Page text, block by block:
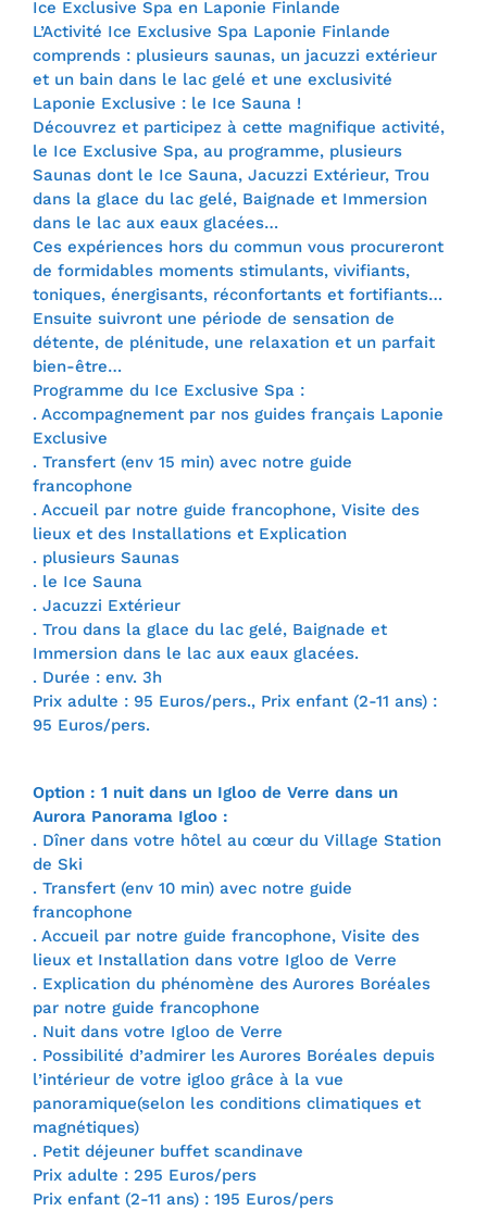
Ice Exclusive Spa en Laponie Finlande
L’Activité Ice Exclusive Spa Laponie Finlande
comprends : plusieurs saunas, un jacuzzi extérieur
et un bain dans le lac gelé et une exclusivité
Laponie Exclusive : le Ice Sauna !
Découvrez et participez à cette magnifique activité,
le Ice Exclusive Spa, au programme, plusieurs
Saunas dont le Ice Sauna, Jacuzzi Extérieur, Trou
dans la glace du lac gelé, Baignade et Immersion
dans le lac aux eaux glacées…
Ces expériences hors du commun vous procureront
de formidables moments stimulants, vivifiants,
toniques, énergisants, réconfortants et fortifiants…
Ensuite suivront une période de sensation de
détente, de plénitude, une relaxation et un parfait
bien-être…
Programme du Ice Exclusive Spa :
. Accompagnement par nos guides français Laponie
Exclusive
. Transfert (env 15 min) avec notre guide
francophone
. Accueil par notre guide francophone, Visite des
lieux et des Installations et Explication
. plusieurs Saunas
. le Ice Sauna
. Jacuzzi Extérieur
. Trou dans la glace du lac gelé, Baignade et
Immersion dans le lac aux eaux glacées.
. Durée : env. 3h
Prix adulte : 95 Euros/pers., Prix enfant (2-11 ans) :
95 Euros/pers.
Option : 1 nuit dans un Igloo de Verre dans un
Aurora Panorama Igloo :
. Dîner dans votre hôtel au cœur du Village Station
de Ski
. Transfert (env 10 min) avec notre guide
francophone
. Accueil par notre guide francophone, Visite des
lieux et Installation dans votre Igloo de Verre
. Explication du phénomène des Aurores Boréales
par notre guide francophone
. Nuit dans votre Igloo de Verre
. Possibilité d’admirer les Aurores Boréales depuis
l’intérieur de votre igloo grâce à la vue
panoramique(selon les conditions climatiques et
magnétiques)
. Petit déjeuner buffet scandinave
Prix adulte : 295 Euros/pers
Prix enfant (2-11 ans) : 195 Euros/pers